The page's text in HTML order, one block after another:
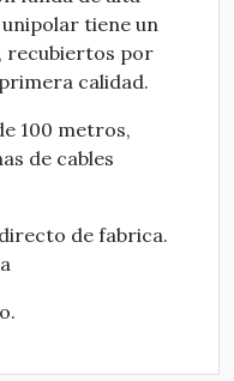
tiene un
recubiertos por
calidad.
100 metros,
de cables
de fabrica.